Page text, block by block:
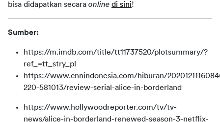
bisa didapatkan secara online di sini!
Sumber:
https://m.imdb.com/title/tt11737520/plotsummary/?
ref_=tt_stry_pl
https://www.cnnindonesia.com/hiburan/
220-581013/review-serial-alice-in-borderland
https://www.hollywoodreporter.com/tv/tv-
news/alice-in-borderland-renewed-season-3-netflix-